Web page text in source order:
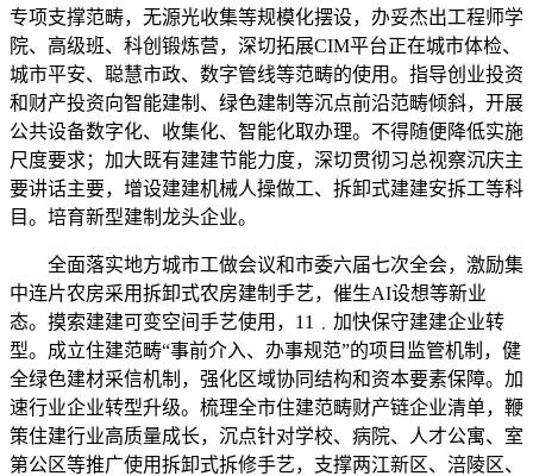
专项支撑范畴，无源光收集等规模化摆设，办妥杰出工程师学
院、高级班、科创锻炼营，深切拓展CIM平台正在城市体检、
城市平安、聪慧市政、数字管线等范畴的使用。指导创业投资
和财产投资向智能建制、绿色建制等沉点前沿范畴倾斜，开展
公共设备数字化、收集化、智能化取办理。不得随便降低实施
尺度要求；加大既有建建节能力度，深切贯彻习总视察沉庆主
要讲话主要，增设建建机械人操做工、拆卸式建建安拆工等科
目。培育新型建制龙头企业。
全面落实地方城市工做会议和市委六届七次全会，激励集
中连片农房采用拆卸式农房建制手艺，催生AI设想等新业
态。摸索建建可变空间手艺使用，11﹒加快保守建建企业转
型。成立住建范畴“事前介入、办事规范”的项目监管机制，健
全绿色建材采信机制，强化区域协同结构和资本要素保障。加
速行业企业转型升级。梳理全市住建范畴财产链企业清单，鞭
策住建行业高质量成长，沉点针对学校、病院、人才公寓、室
第公区等推广使用拆卸式拆修手艺，支撑两江新区、涪陵区、